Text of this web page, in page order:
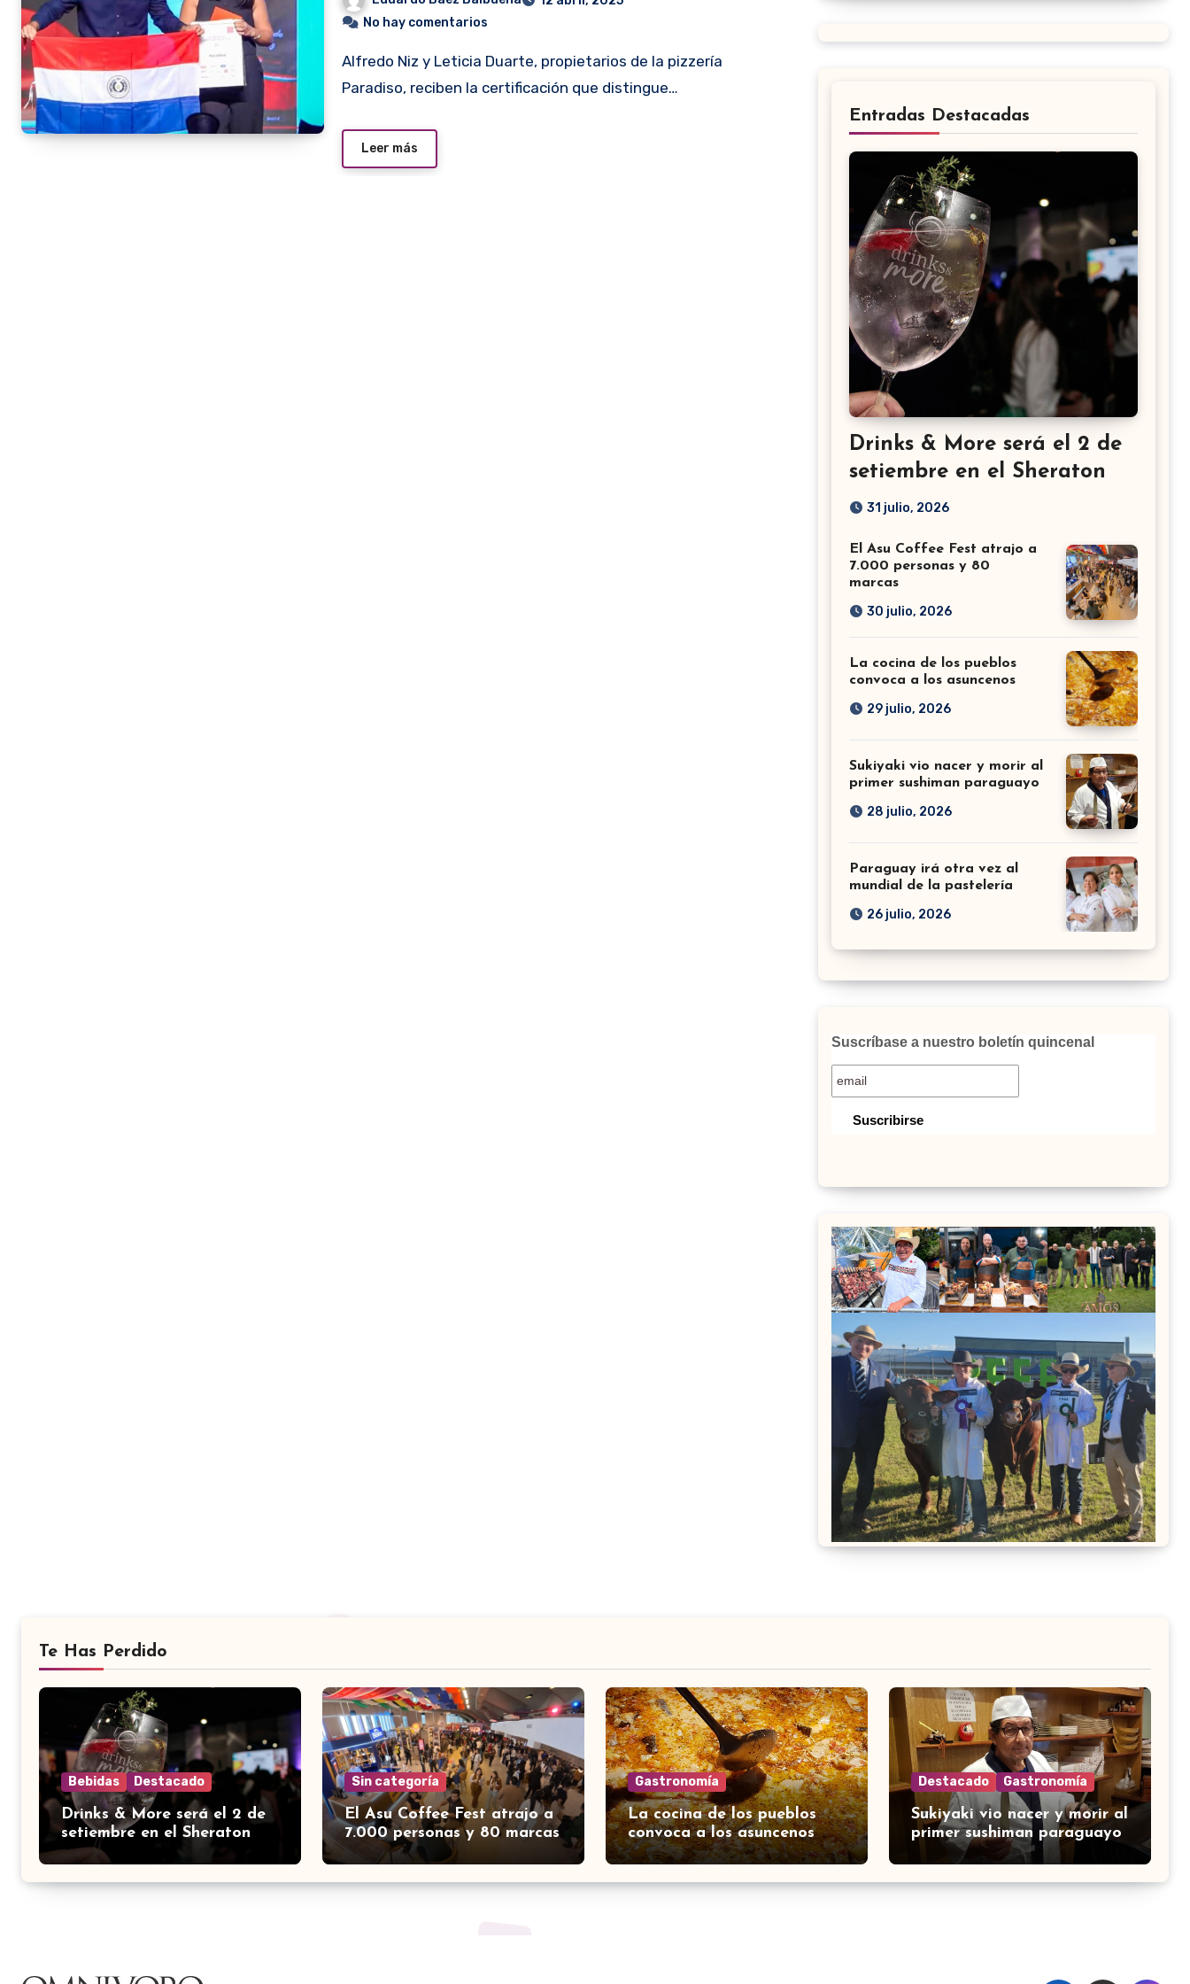
No hay comentarios
Alfredo Niz y Leticia Duarte, propietarios de la pizzería
Paradiso, reciben la certificación que distingue…
Leer más
Entradas Destacadas
Drinks & More será el 2 de
setiembre en el Sheraton
31 julio, 2026
El Asu Coffee Fest atrajo a
7.000 personas y 80
marcas
30 julio, 2026
La cocina de los pueblos
convoca a los asuncenos
29 julio, 2026
Sukiyaki vio nacer y morir al
primer sushiman paraguayo
28 julio, 2026
Paraguay irá otra vez al
mundial de la pastelería
26 julio, 2026
Suscríbase a nuestro boletín quincenal
Te Has Perdido
Bebidas Destacado
Drinks & More será el 2 de
setiembre en el Sheraton
Sin categoría
El Asu Coffee Fest atrajo a
7.000 personas y 80 marcas
Gastronomía
La cocina de los pueblos
convoca a los asuncenos
Destacado Gastronomía
Sukiyaki vio nacer y morir al
primer sushiman paraguayo